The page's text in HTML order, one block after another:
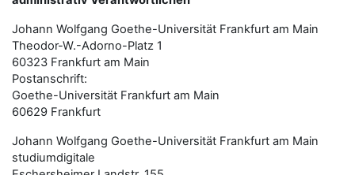
Johann Wolfgang Goethe-Universität Frankfurt am Main
Theodor-W.-Adorno-Platz 1
60323 Frankfurt am Main
Postanschrift:
Goethe-Universität Frankfurt am Main
60629 Frankfurt
Johann Wolfgang Goethe-Universität Frankfurt am Main
studiumdigitale